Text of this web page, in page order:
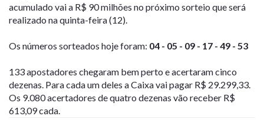
acumulado vai a R$ 90 milhões no próximo sorteio que será
realizado na quinta-feira (12).
Os números sorteados hoje foram: 04 - 05 - 09 - 17 - 49 - 53
133 apostadores chegaram bem perto e acertaram cinco
dezenas. Para cada um deles a Caixa vai pagar R$ 29.299,33.
Os 9.080 acertadores de quatro dezenas vão receber R$
613,09 cada.